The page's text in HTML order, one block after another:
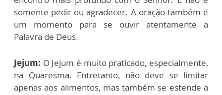
somente pedir ou agradecer. A oração também é
um momento para se ouvir atentamente a
Palavra de Deus.
Jejum: O Jejum é muito praticado, especialmente,
na Quaresma. Entretanto, não deve se limitar
apenas aos alimentos, mas também se estende a